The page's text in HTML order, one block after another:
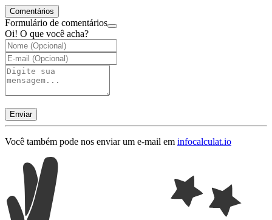
Comentários
Formulário de comentários
Oi! O que você acha?
Enviar
Você também pode nos enviar um e-mail em infocalculat.io